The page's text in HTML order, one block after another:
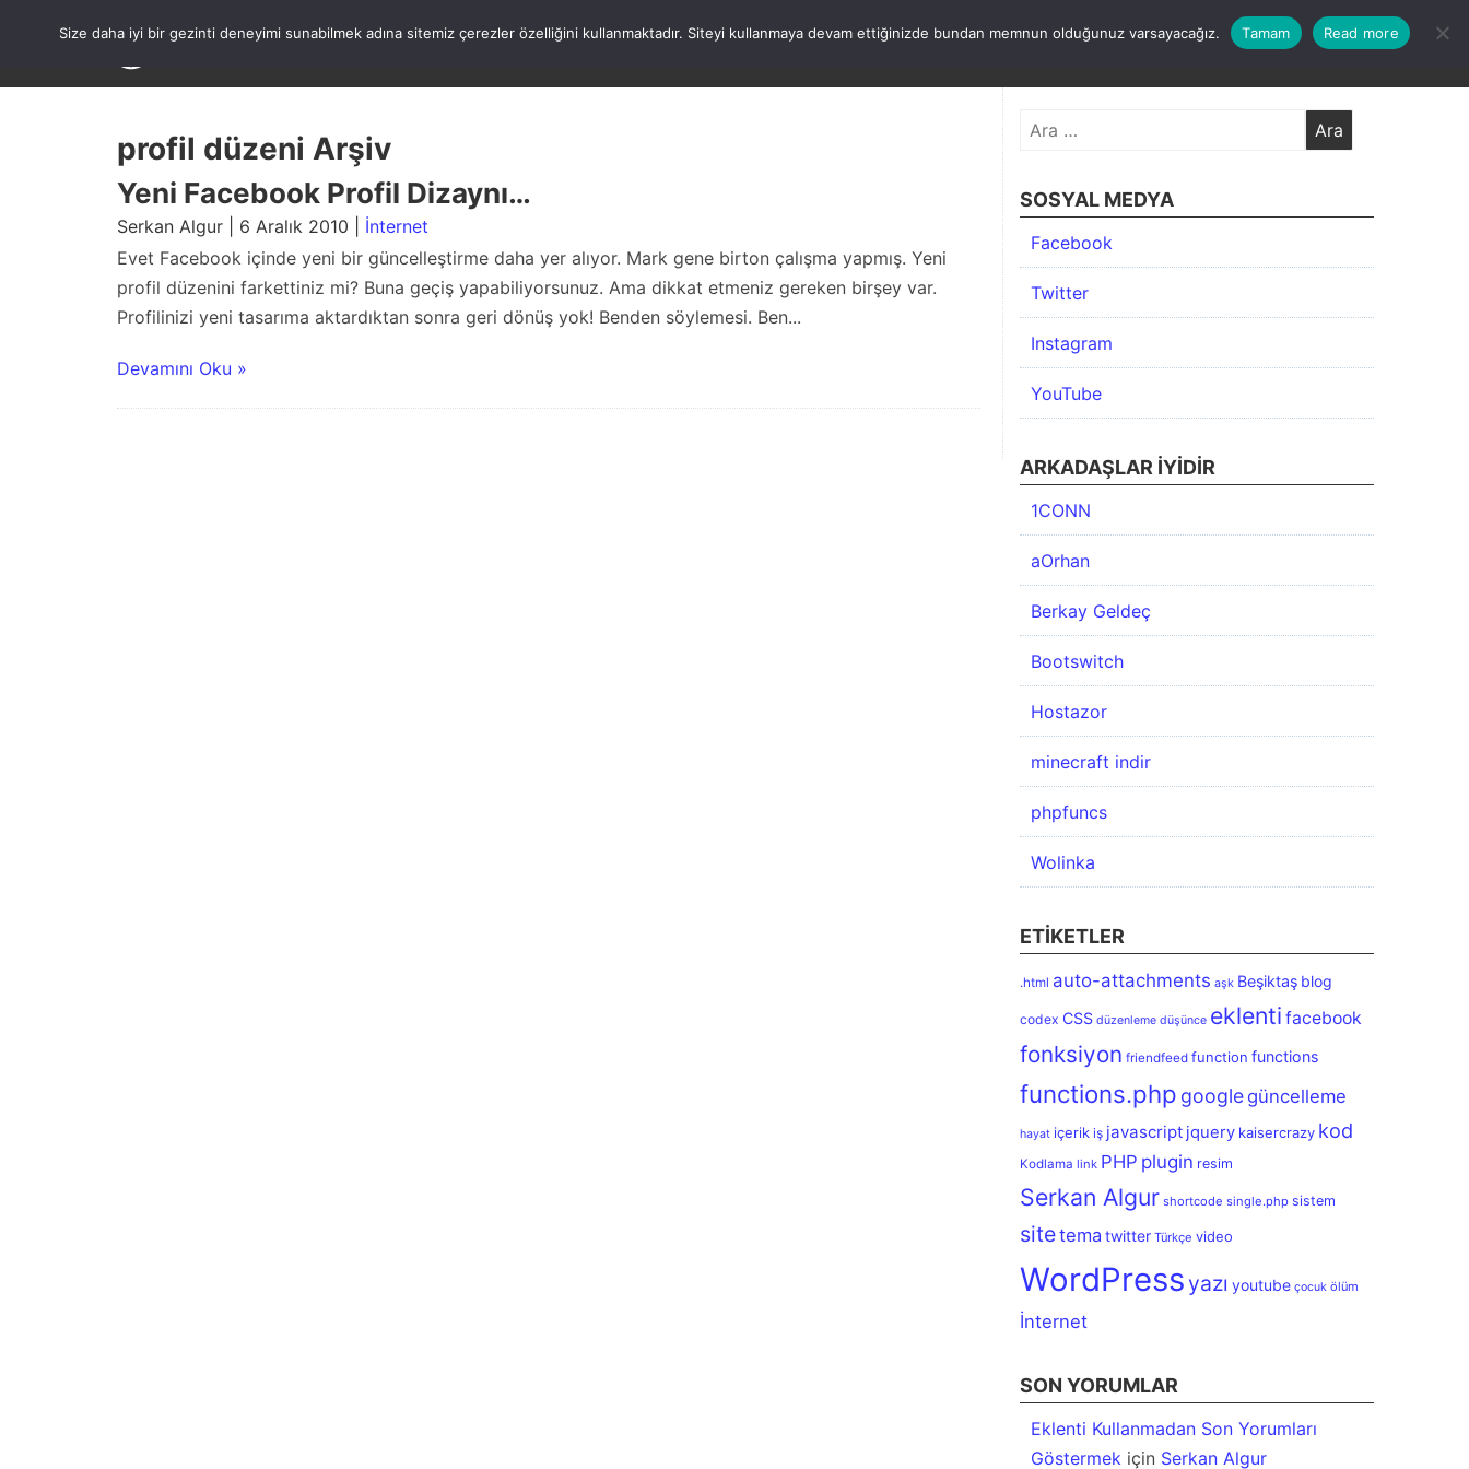
ANASAYFA WORDPRESS ATATÜRK HAKKIMDA KATEGORİLER İLETİŞİM ARŞİV
profil düzeni Arşiv
Yeni Facebook Profil Dizaynı…
Serkan Algur | 6 Aralık 2010 | İnternet
Evet Facebook içinde yeni bir güncelleştirme daha yer alıyor. Mark gene birton çalışma yapmış. Yeni
profil düzenini farkettiniz mi? Buna geçiş yapabiliyorsunuz. Ama dikkat etmeniz gereken birşey var.
Profilinizi yeni tasarıma aktardıktan sonra geri dönüş yok! Benden söylemesi. Ben...
Devamını Oku »
Arama:
SOSYAL MEDYA
Facebook
Twitter
Instagram
YouTube
ARKADAŞLAR İYIDIR
1CONN
aOrhan
Berkay Geldeç
Bootswitch
Hostazor
minecraft indir
phpfuncs
Wolinka
ETIKETLER
.html auto-attachments aşk Beşiktaş blog
codex CSS düzenleme düşünce eklenti facebook
fonksiyon friendfeed function functions
functions.php googlegüncelleme
hayat içerik iş javascript jquery kaisercrazy kod
Kodlama link PHP plugin resim
Serkan Algur shortcode single.php sistem
sitetema twitter Türkçe video
WordPressyazı youtube çocuk ölüm
İnternet
SON YORUMLAR
Eklenti Kullanmadan Son Yorumları
Göstermekiçin Serkan Algur
Size daha iyi bir gezinti deneyimi sunabilmek adına sitemiz çerezler özelliğini kullanmaktadır. Siteyi kullanmaya devam ettiğinizde bundan memnun olduğunuz varsayacağız. Tamam Read more